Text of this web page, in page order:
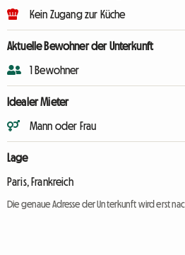
Kein Zugang zur Küche
Aktuelle Bewohner der Unterkunft
1 Bewohner
Idealer Mieter
Mann oder Frau
Lage
Paris, Frankreich
Die genaue Adresse der Unterkunft wird erst